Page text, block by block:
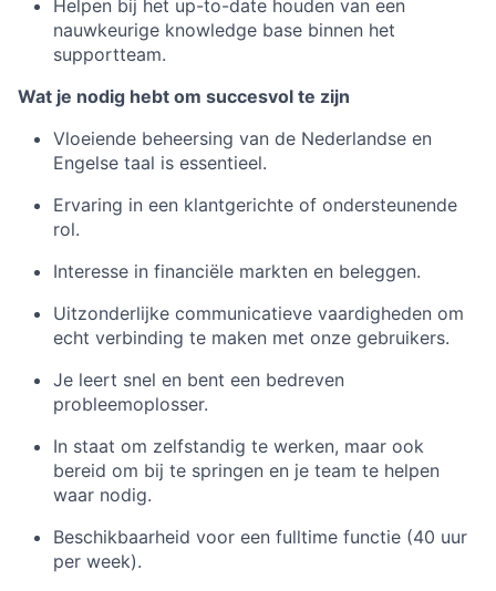
Helpen bij het up-to-date houden van een
nauwkeurige knowledge base binnen het
supportteam.
Wat je nodig hebt om succesvol te zijn
Vloeiende beheersing van de Nederlandse en
Engelse taal is essentieel.
Ervaring in een klantgerichte of ondersteunende
rol.
Interesse in financiële markten en beleggen.
Uitzonderlijke communicatieve vaardigheden om
echt verbinding te maken met onze gebruikers.
Je leert snel en bent een bedreven
probleemoplosser.
In staat om zelfstandig te werken, maar ook
bereid om bij te springen en je team te helpen
waar nodig.
Beschikbaarheid voor een fulltime functie (40 uur
per week).